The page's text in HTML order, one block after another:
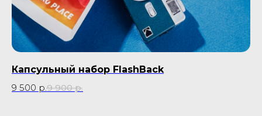
Капсульный набор FlashBack
9 500 р.9 900 р.